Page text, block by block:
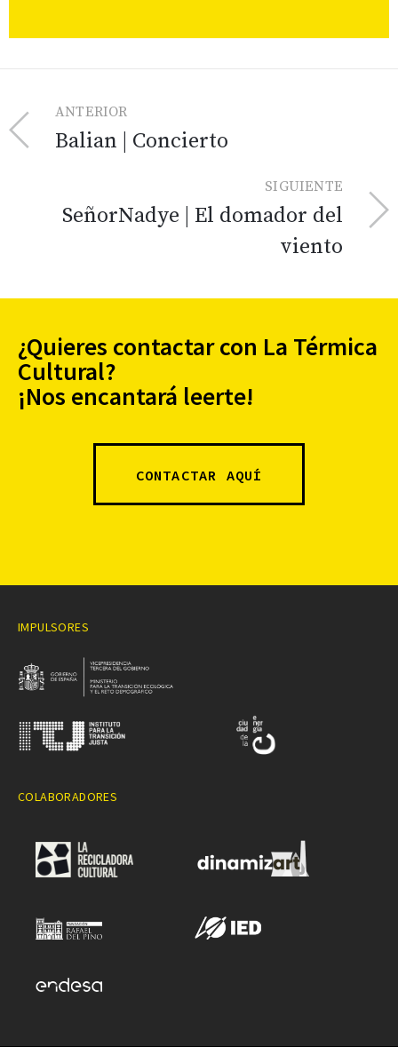
ANTERIOR
Balian | Concierto
SIGUIENTE
SeñorNadye | El domador del
viento
¿Quieres contactar con La Térmica
Cultural?
¡Nos encantará leerte!
CONTACTAR AQUÍ
IMPULSORES
COLABORADORES